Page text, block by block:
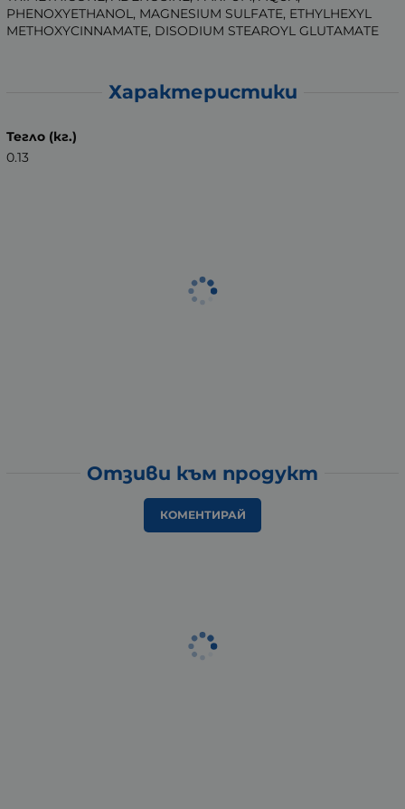
PHENOXYETHANOL, MAGNESIUM SULFATE, ETHYLHEXYL
METHOXYCINNAMATE, DISODIUM STEAROYL GLUTAMATE
Характеристики
Тегло (кг.)
0.13
Отзиви към продукт
КОМЕНТИРАЙ